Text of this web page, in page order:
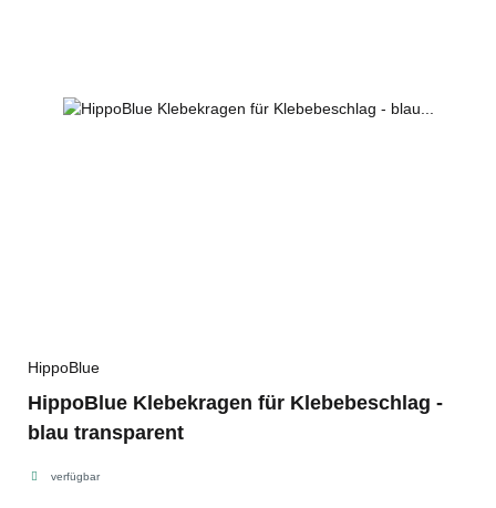
HippoBlue
HippoBlue Klebekragen für Klebebeschlag -
blau transparent
verfügbar